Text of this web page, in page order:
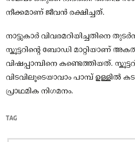
നീക്കമാണ് ജീവൻ രക്ഷിച്ചത്.
നാട്ടുകാർ വിവരമറിയിച്ചതിനെ
സ്കൂട്ടറിന്റെ ബോഡി മാറ്റിയാണ്
വിഷപ്പാമ്പിനെ കണ്ടെത്തിയത്.
വിടവിലൂടെയാവാം പാമ്പ് ഉള്ളിൽ
പ്രാഥമിക നിഗമനം.
TAG